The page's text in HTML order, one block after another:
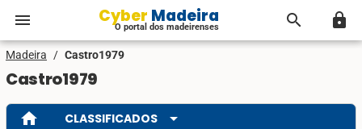
menu Cyber Madeira
O portal dos madeirenses search lock
Madeira / Castro1979
Castro1979
home CLASSIFICADOS arrow_drop_down